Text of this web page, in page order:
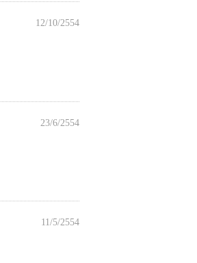
12/10/2554
23/6/2554
11/5/2554